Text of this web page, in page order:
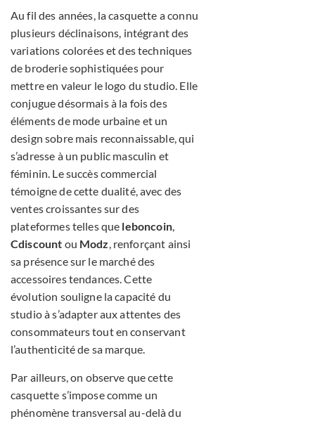
Au fil des années, la casquette a connu
plusieurs déclinaisons, intégrant des
variations colorées et des techniques
de broderie sophistiquées pour
mettre en valeur le logo du studio. Elle
conjugue désormais à la fois des
éléments de mode urbaine et un
design sobre mais reconnaissable, qui
s’adresse à un public masculin et
féminin. Le succès commercial
témoigne de cette dualité, avec des
ventes croissantes sur des
plateformes telles que leboncoin,
Cdiscount ou Modz , renforçant ainsi
sa présence sur le marché des
accessoires tendances. Cette
évolution souligne la capacité du
studio à s’adapter aux attentes des
consommateurs tout en conservant
l’authenticité de sa marque.
Par ailleurs, on observe que cette
casquette s’impose comme un
phénomène transversal au-delà du